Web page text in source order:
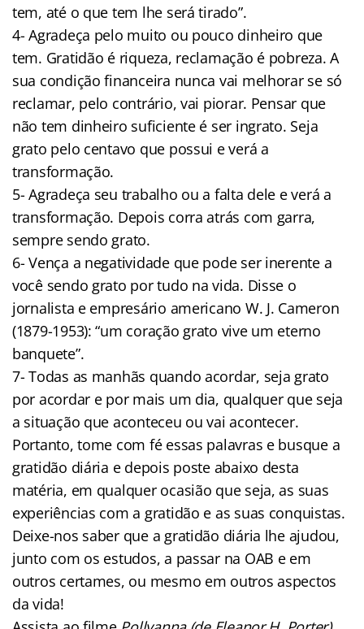
tem, até o que tem lhe será tirado”.
4- Agradeça pelo muito ou pouco dinheiro que
tem. Gratidão é riqueza, reclamação é pobreza. A
sua condição financeira nunca vai melhorar se só
reclamar, pelo contrário, vai piorar. Pensar que
não tem dinheiro suficiente é ser ingrato. Seja
grato pelo centavo que possui e verá a
transformação.
5- Agradeça seu trabalho ou a falta dele e verá a
transformação. Depois corra atrás com garra,
sempre sendo grato.
6- Vença a negatividade que pode ser inerente a
você sendo grato por tudo na vida. Disse o
jornalista e empresário americano W. J. Cameron
(1879-1953): “um coração grato vive um eterno
banquete”.
7- Todas as manhãs quando acordar, seja grato
por acordar e por mais um dia, qualquer que seja
a situação que aconteceu ou vai acontecer.
Portanto, tome com fé essas palavras e busque a
gratidão diária e depois poste abaixo desta
matéria, em qualquer ocasião que seja, as suas
experiências com a gratidão e as suas conquistas.
Deixe-nos saber que a gratidão diária lhe ajudou,
junto com os estudos, a passar na OAB e em
outros certames, ou mesmo em outros aspectos
da vida!